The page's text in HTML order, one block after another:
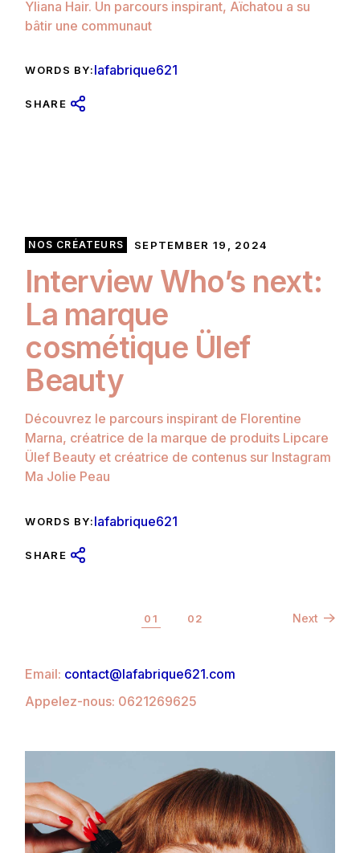
Yliana Hair. Un parcours inspirant, Aïchatou a su
bâtir une communaut
WORDS BY:lafabrique621
SHARE
NOS CRÉATEURS SEPTEMBER 19, 2024
Interview Who’s next:
La marque
cosmétique Ülef
Beauty
Découvrez le parcours inspirant de Florentine
Marna, créatrice de la marque de produits Lipcare
Ülef Beauty et créatrice de contenus sur Instagram
Ma Jolie Peau
WORDS BY:lafabrique621
SHARE
01 02 Next
Email: contact@lafabrique621.com
Appelez-nous: 0621269625